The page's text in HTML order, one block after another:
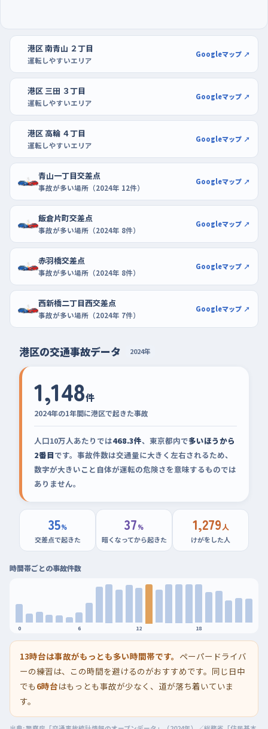
なら、DCM三田店の駐車場も候補。買い物ついでに一台分ずつ
入れ直してみると、バックのときのハンドルの向きが体で覚えられ
る。
港区 南青山 ２丁目
運転しやすいエリア
Googleマップ ↗
港区 三田 ３丁目
運転しやすいエリア
Googleマップ ↗
港区 高輪 ４丁目
運転しやすいエリア
Googleマップ ↗
青山一丁目交差点
事故が多い場所（2024年 12件）
Googleマップ ↗
飯倉片町交差点
事故が多い場所（2024年 8件）
Googleマップ ↗
赤羽橋交差点
事故が多い場所（2024年 8件）
Googleマップ ↗
西新橋二丁目西交差点
事故が多い場所（2024年 7件）
Googleマップ ↗
港区の交通事故データ 2024年
1,148件
2024年の1年間に港区で起きた事故
人口10万人あたりでは468.3件、東京都内で多いほうから
2番目です。事故件数は交通量に大きく左右されるため、
数字が大きいこと自体が運転の危険さを意味するものでは
ありません。
35%
交差点で起きた
37%
暗くなってから起きた
1,279人
けがをした人
時間帯ごとの事故件数
0 6 12 18
13時台は事故がもっとも多い時間帯です。 ペーパードライバ
ーの練習は、この時間を避けるのがおすすめです。同じ日中
でも 6時台はもっとも事故が少なく、道が落ち着いていま
す。